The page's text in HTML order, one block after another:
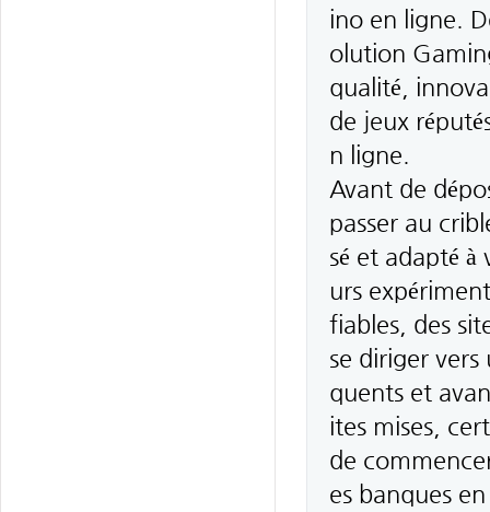
ino en ligne.
olution
qualité,
de jeux
n ligne.
Avant de
passer au
sé et adapté
urs
fiables, des
se diriger
quents et
ites mises,
de
es banques